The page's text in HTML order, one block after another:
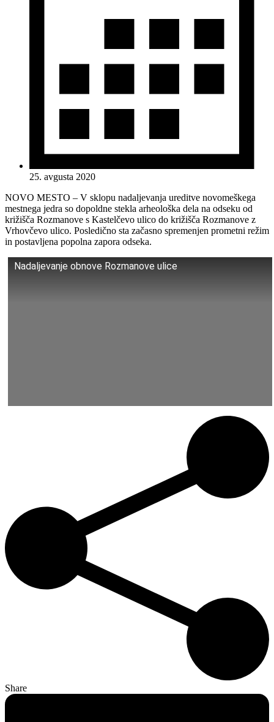
25. avgusta 2020
NOVO MESTO – V sklopu nadaljevanja ureditve novomeškega
mestnega jedra so dopoldne stekla arheološka dela na odseku od
križišča Rozmanove s Kastelčevo ulico do križišča Rozmanove z
Vrhovčevo ulico. Posledično sta začasno spremenjen prometni režim
in postavljena popolna zapora odseka.
Nadaljevanje obnove Rozmanove ulice
Share